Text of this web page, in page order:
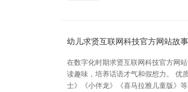
幼儿求贤互联网科技官方网站故
在数字化时期求贤互联网科技官方网
读趣味，培养话语才气和假想力。 优
士》《小伴龙》《喜马拉雅儿童版》